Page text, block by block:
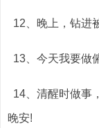
12、晚上，钻进
13、今天我要做
14、清醒时做事
晚安!